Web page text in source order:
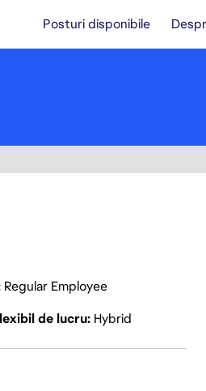
Posturi disponibile
Regular Employee
de lucru Hybrid